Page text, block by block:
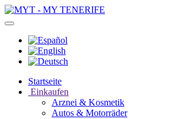
Startseite
Einkaufen
Arznei & Kosmetik
Autos & Motorräder